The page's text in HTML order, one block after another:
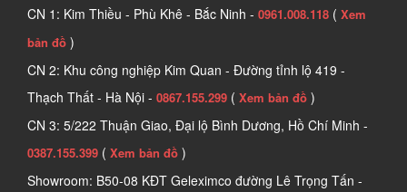
CN 1: Kim Thiều - Phù Khê - Bắc Ninh - 0961.008.118 ( Xem
bản đồ )
CN 2: Khu công nghiệp Kim Quan - Đường tỉnh lộ 419 -
Thạch Thất - Hà Nội - 0867.155.299 ( Xem bản đồ )
CN 3: 5/222 Thuận Giao, Đại lộ Bình Dương, Hồ Chí Minh -
0387.155.399 ( Xem bản đồ )
Showroom: B50-08 KĐT Geleximco đường Lê Trọng Tấn -